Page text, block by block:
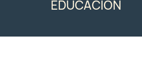
EDUCACIÓN